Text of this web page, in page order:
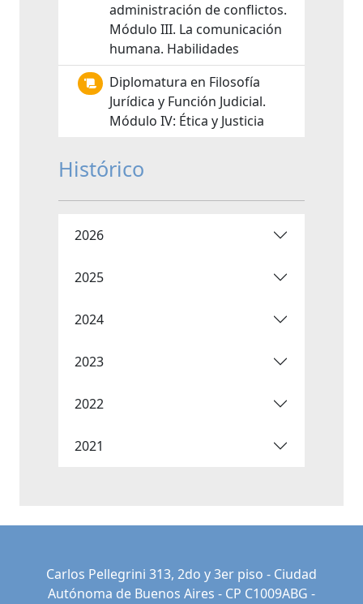
administración de conflictos.
Módulo III. La comunicación
humana. Habilidades
Diplomatura en Filosofía
Jurídica y Función Judicial.
Módulo IV: Ética y Justicia
Histórico
2026
2025
2024
2023
2022
2021
Carlos Pellegrini 313, 2do y 3er piso - Ciudad
Autónoma de Buenos Aires - CP C1009ABG -